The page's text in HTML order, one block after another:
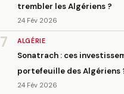
trembler les Algériens ?
24 Fév 2026
7 ALGÉRIE
Sonatrach : ces
portefeuille des Algériens
24 Fév 2026